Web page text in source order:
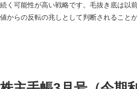
続く可能性が高い戦略です。毛抜き底は以
値からの反転の兆しとして判断されること